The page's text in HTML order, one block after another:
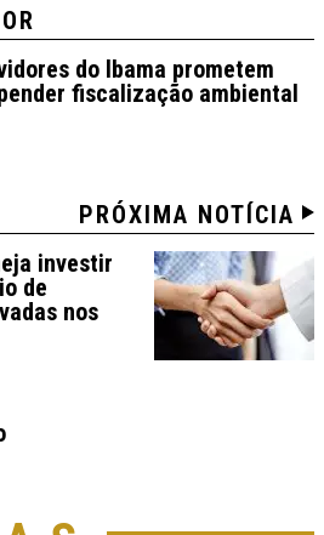
do Ibama prometem
fiscalização ambiental
PRÓXIMA NOTÍCIA
investir
de
nos